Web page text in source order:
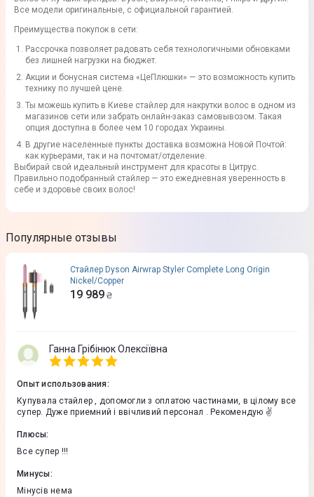
Все модели оригинальные, с официальной гарантией.
Преимущества покупок в сети:
Рассрочка позволяет радовать себя технологичными обновками
без лишней нагрузки на бюджет.
Акции и бонусная система «ЦеПлюшки» — это возможность купить
технику по лучшей цене.
Ты можешь купить в Киеве стайлер для накрутки волос в одном из
магазинов сети или забрать онлайн-заказ самовывозом. Такая
опция доступна в более чем 10 городах Украины.
В другие населенные пункты доставка возможна Новой Почтой:
как курьерами, так и на почтомат/отделение.
Выбирай свой идеальный инструмент для красоты в Цитрус.
Правильно подобранный стайлер — это ежедневная уверенность в
себе и здоровье своих волос!
Популярные отзывы
Стайлер Dyson Airwrap Styler Complete Long Origin
Nickel/Copper
19 989 ₴
Ганна Грібінюк Олексіївна
Опыт использования:
Купувала стайлер , допомогли з оплатою частинами, в цілому все
супер. Дуже приемний і ввічливий персонал . Рекомендую ✌️
Плюсы:
Все супер !!!
Минусы:
Мінусів нема